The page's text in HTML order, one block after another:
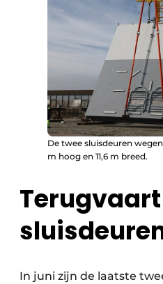
De twee sluisdeuren
m hoog en 11,6 m breed.
In juni zijn de laatste